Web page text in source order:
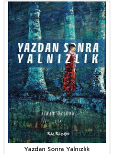
Yazdan Sonra Yalnızlık